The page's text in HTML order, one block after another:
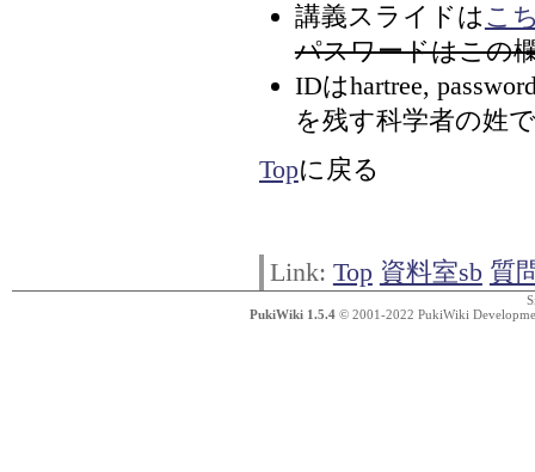
講義スライドは こ
パスワードはこの
IDはhartree,
を残す科学者の姓
Topに戻る
Link: Top 資料室sb 質
PukiWiki 1.5.4 © 2001-2022PukiWiki